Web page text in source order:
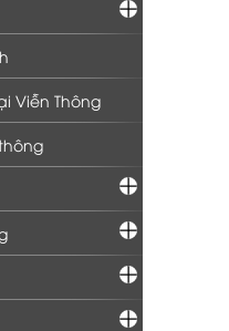
Viễn Thông